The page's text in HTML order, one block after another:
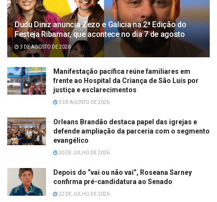
Dudu Diniz anuncia Zezo e Galicia na 2ª Edição do
Festeja Ribamar, que acontece no dia 7 de agosto
3 DE AGOSTO DE 2026
Manifestação pacífica reúne familiares em
frente ao Hospital da Criança de São Luís por
justiça e esclarecimentos
3 DE AGOSTO DE 2026
Orleans Brandão destaca papel das igrejas e
defende ampliação da parceria com o segmento
evangélico
30 DE JULHO DE 2026
Depois do “vai ou não vai”, Roseana Sarney
confirma pré-candidatura ao Senado
22 DE JULHO DE 2026